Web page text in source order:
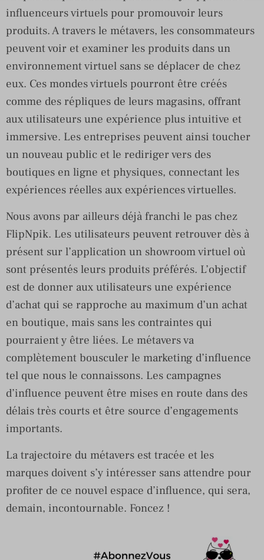
influenceurs virtuels pour promouvoir leurs
produits. A travers le métavers, les consommateurs
peuvent voir et examiner les produits dans un
environnement virtuel sans se déplacer de chez
eux. Ces mondes virtuels pourront être créés
comme des répliques de leurs magasins, offrant
aux utilisateurs une expérience plus intuitive et
immersive. Les entreprises peuvent ainsi toucher
un nouveau public et le rediriger vers des
boutiques en ligne et physiques, connectant les
expériences réelles aux expériences virtuelles.
Nous avons par ailleurs déjà franchi le pas chez
FlipNpik. Les utilisateurs peuvent retrouver dès à
présent sur l’application un showroom virtuel où
sont présentés leurs produits préférés. L’objectif
est de donner aux utilisateurs une expérience
d’achat qui se rapproche au maximum d’un achat
en boutique, mais sans les contraintes qui
pourraient y être liées. Le métavers va
complètement bousculer le marketing d’influence
tel que nous le connaissons. Les campagnes
d’influence peuvent être mises en route dans des
délais très courts et être source d’engagements
importants.
La trajectoire du métavers est tracée et les
marques doivent s’y intéresser sans attendre pour
profiter de ce nouvel espace d’influence, qui sera,
demain, incontournable. Foncez !